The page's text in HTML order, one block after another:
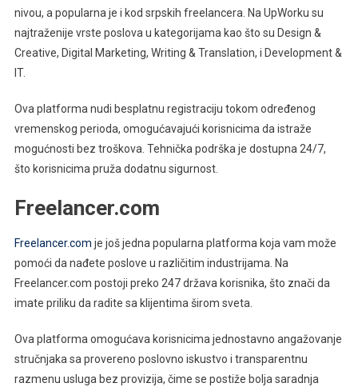
nivou, a popularna je i kod srpskih freelancera. Na UpWorku su
najtraženije vrste poslova u kategorijama kao što su Design &
Creative, Digital Marketing, Writing & Translation, i Development &
IT.
Ova platforma nudi besplatnu registraciju tokom određenog
vremenskog perioda, omogućavajući korisnicima da istraže
mogućnosti bez troškova. Tehnička podrška je dostupna 24/7,
što korisnicima pruža dodatnu sigurnost.
Freelancer.com
Freelancer.com je još jedna popularna platforma koja vam može
pomoći da nađete poslove u različitim industrijama. Na
Freelancer.com postoji preko 247 država korisnika, što znači da
imate priliku da radite sa klijentima širom sveta.
Ova platforma omogućava korisnicima jednostavno angažovanje
stručnjaka sa provereno poslovno iskustvo i transparentnu
razmenu usluga bez provizija, čime se postiže bolja saradnja